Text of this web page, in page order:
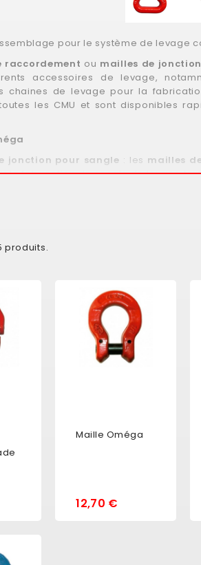
pour le système de levage
raccordement ou mailles de
accessoires de levage,
chaines de levage pour la
les CMU et sont disponibles
jonction pour sangle : les mailles
la fabrication de sangle de levage
produits.
Maille Oméga
12,70 €